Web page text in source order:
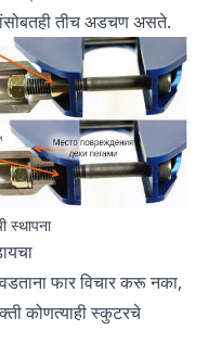
तीच अडचण असते.
स्थापना
फार विचार करू नका,
कोणत्याही स्कुटरचे